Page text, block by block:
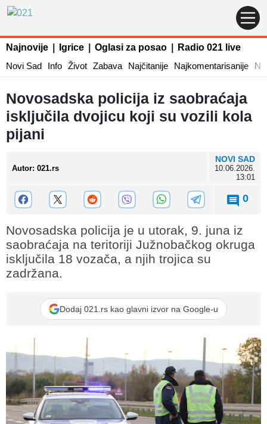
Najnovije Igrice Oglasi za posao
Radio 021 live
Novi Sad
Info Život Zabava Najčitanije Najkomentarisanije
Novosadska policija iz saobraćaja
isključila dvojicu koji su vozili kola
pijani
Autor: 021.rs
NOVI SAD
10.06.2026.
13:01
0
Novosadska policija je u utorak, 9. juna iz
saobraćaja na teritoriji Južnobačkog okruga
isključila 18 vozača, a njih trojica su
zadržana.
Dodaj 021.rs kao glavni izvor na Google-u